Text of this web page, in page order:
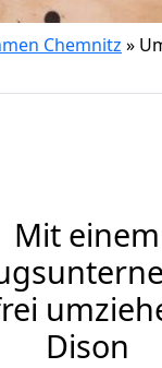
Chemnitz »
Mit einem
Dison